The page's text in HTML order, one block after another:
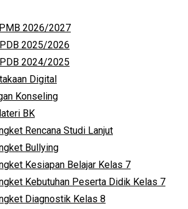
2026/2027
2025/2026
2024/2025
Digital
Konseling
BK
Rencana Studi Lanjut
Bullying
Kesiapan Belajar Kelas 7
Kebutuhan Peserta Didik Kelas 7
Diagnostik Kelas 8